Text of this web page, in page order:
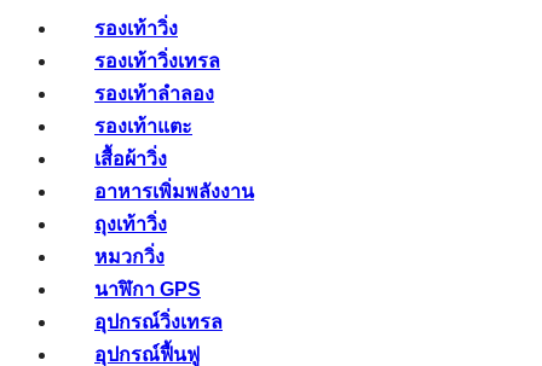
รองเท้าวิ่ง
รองเท้าวิ่งเทรล
รองเท้าลำลอง
รองเท้าแตะ
เสื้อผ้าวิ่ง
อาหารเพิ่มพลังงาน
ถุงเท้าวิ่ง
หมวกวิ่ง
นาฬิกา GPS
อุปกรณ์วิ่งเทรล
อุปกรณ์ฟื้นฟู